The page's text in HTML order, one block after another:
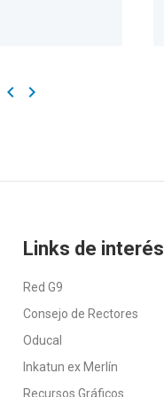
keyboard_arrow_left keyboard_arrow_right
Links de interés
Red G9
Consejo de Rectores
Oducal
Inkatun ex Merlín
Recursos Gráficos